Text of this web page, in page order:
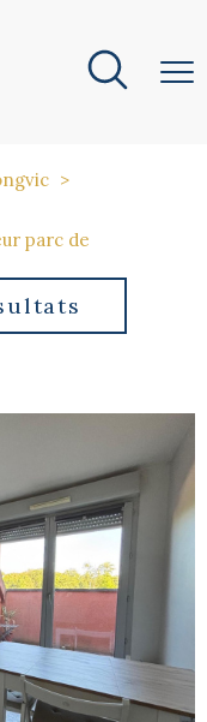
parc de